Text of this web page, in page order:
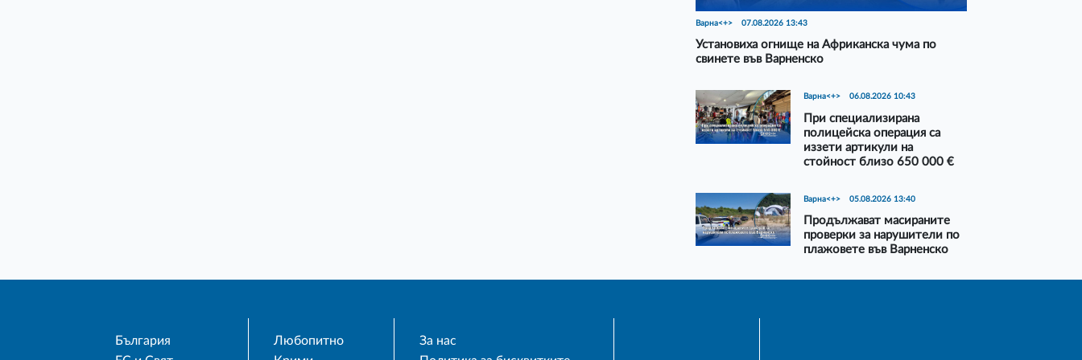
Варна<+> 07.08.2026 13:43
Установиха огнище на Африканска чума по
свинете във Варненско
Варна<+> 06.08.2026 10:43
При специализирана
полицейска операция са
иззети артикули на
стойност близо 650 000 €
Варна<+> 05.08.2026 13:40
Продължават масираните
проверки за нарушители по
плажовете във Варненско
България
Любопитно
За нас